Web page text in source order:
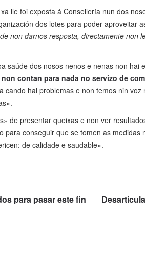
lle foi exposta á Consellería nun dos
dos lotes para poder aproveitar
non darnos resposta, directamente non
saúde dos nosos nenos e nenas non
contan para nada no servizo de
cando hai problemas e non temos nin
de presentar queixas e non ver
para conseguir que se tomen as
de calidade e saudable».
para pasar este fin